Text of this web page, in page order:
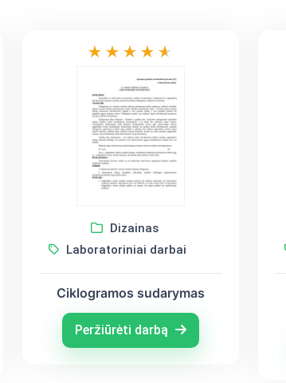
Dizainas
Laboratoriniai darbai
Ciklogramos sudarymas
Peržiūrėti darbą